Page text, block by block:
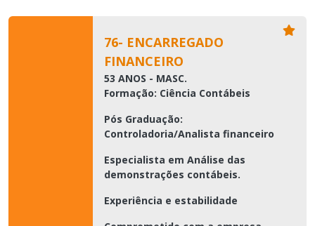
76- ENCARREGADO
FINANCEIRO
53 ANOS - MASC.
Formação: Ciência Contábeis
Pós Graduação:
Controladoria/Analista financeiro
Especialista em Análise das
demonstrações contábeis.
Experiência e estabilidade